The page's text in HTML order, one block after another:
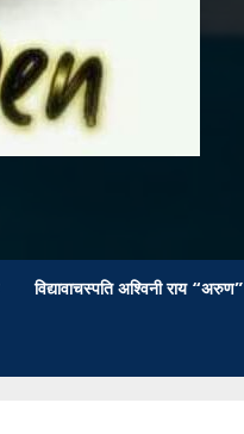
विद्यावाचस्पति अश्विनी राय “अरुण”